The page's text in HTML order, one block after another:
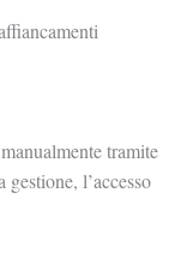
tramite
l’accesso